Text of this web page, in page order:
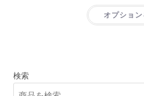
オプショ
検索